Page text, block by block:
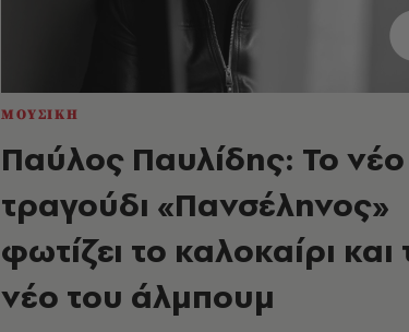
ΜΟΥΣΙΚΗ
Παύλος Παυλίδης: Το
τραγούδι «Πανσέληνος»
φωτίζει το καλοκαίρι και
νέο του άλμπουμ